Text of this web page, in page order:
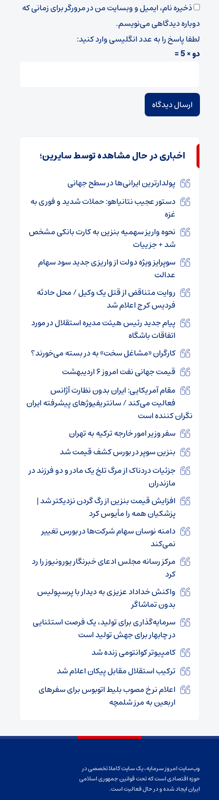
ذخیره نام، ایمیل و وبسایت من در مرورگر برای زمانی که
دوباره دیدگاهی می‌نویسم.
لطفا پاسخ را به عدد انگلیسی وارد کنید:
دو × 5 =
اخباری در حال مشاهده توسط سایرین؛
پولدارترین ایرانی‌ها در سطح جهانی
دستور عجیب نتانیاهو: حملات شدید و فوری به
غزه
نحوه واریز سهمیه بنزین به کارت‌ بانکی مشخص
شد + جزییات
سوپرایز ویژه دولت از واریزی جدید سود سهام
عدالت
روایت متناقض از قتل یک وکیل / محل حادثه
فردیس کرج اعلام شد
پیام جدید رئیس هیئت مدیره استقلال در مورد
اتفاقات باشگاه
کارگران «مشاغل سخت» به در بسته می‌خورند؟
قیمت جهانی نفت امروز ۶ اردیبهشت
مقام آمریکایی: ایران بدون نظارت آژانس
فعالیت می‌کند / سانتریفیوژهای پیشرفته ایران
نگران کننده است
سفر وزیر امور خارجه ترکیه به تهران
بنزین سوپر در بورس کشف قیمت شد
جزئیات دردناک از مرگ تلخ یک مادر و دو فرزند در
مازندران
افزایش قیمت بنزین از رگ گردن نزدیکتر شد |
پزشکیان همه را مأیوس کرد
دامنه نوسان سهام شرکت‌ها در بورس تغییر
نمی‌کند
مرکز رسانه مجلس ادعای خبرنگار یورونیوز را رد
کرد
واکنش خداداد عزیزی به دیدار با پرسپولیس
بدون تماشاگر
سرمایه‌گذاری برای تولید، یک فرصت استثنایی
در چابهار برای جهش تولید است
کامپیوتر کوانتومی زنده شد
ترکیب استقلال مقابل پیکان اعلام شد
اعلام نرخ مصوب بلیط اتوبوس برای سفرهای
اربعین به مرز شلمچه
وب‌سایت امروز سرمایه، یک سایت کاملا تخصصی در
حوزه اقتصادی است که تحت قوانین جمهوری اسلامی
ایران ایجاد شده و در حال فعالیت است.